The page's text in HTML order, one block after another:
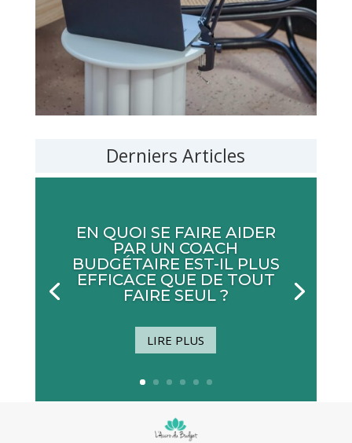
Derniers Articles
EN QUOI SE FAIRE AIDER
PAR UN COACH
BUDGÉTAIRE EST-IL PLUS
EFFICACE QUE DE TOUT
FAIRE SEUL ?
LIRE PLUS